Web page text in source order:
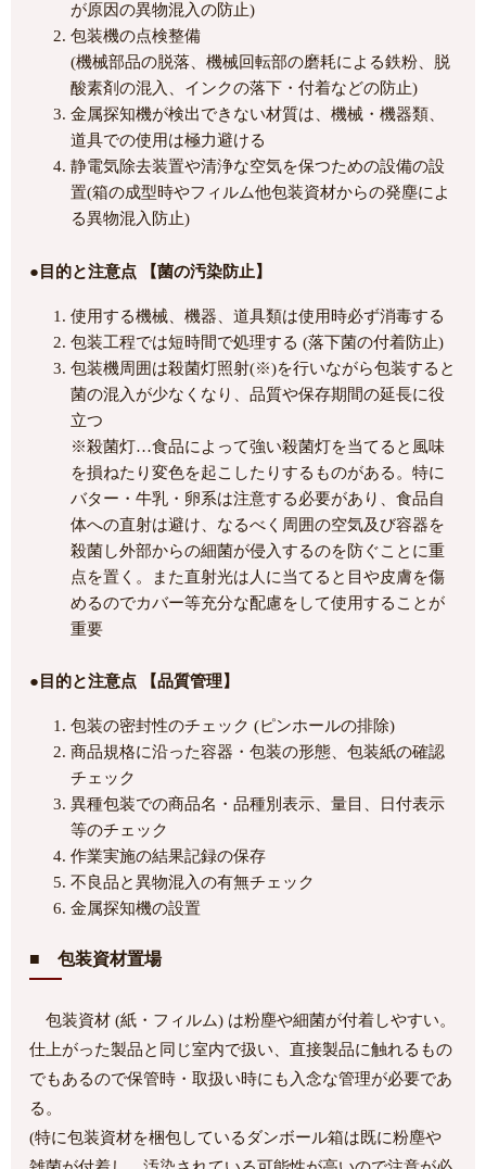
が原因の異物混入の防止)
包装機の点検整備
(機械部品の脱落、機械回転部の磨耗による鉄粉、脱
酸素剤の混入、インクの落下・付着などの防止)
金属探知機が検出できない材質は、機械・機器類、
道具での使用は極力避ける
静電気除去装置や清浄な空気を保つための設備の設
置(箱の成型時やフィルム他包装資材からの発塵によ
る異物混入防止)
●目的と注意点 【菌の汚染防止】
使用する機械、機器、道具類は使用時必ず消毒する
包装工程では短時間で処理する (落下菌の付着防止)
包装機周囲は殺菌灯照射(※)を行いながら包装すると
菌の混入が少なくなり、品質や保存期間の延長に役
立つ
※殺菌灯…食品によって強い殺菌灯を当てると風味
を損ねたり変色を起こしたりするものがある。特に
バター・牛乳・卵系は注意する必要があり、食品自
体への直射は避け、なるべく周囲の空気及び容器を
殺菌し外部からの細菌が侵入するのを防ぐことに重
点を置く。また直射光は人に当てると目や皮膚を傷
めるのでカバー等充分な配慮をして使用することが
重要
●目的と注意点 【品質管理】
包装の密封性のチェック (ピンホールの排除)
商品規格に沿った容器・包装の形態、包装紙の確認
チェック
異種包装での商品名・品種別表示、量目、日付表示
等のチェック
作業実施の結果記録の保存
不良品と異物混入の有無チェック
金属探知機の設置
■ 包装資材置場
包装資材 (紙・フィルム) は粉塵や細菌が付着しやすい。
仕上がった製品と同じ室内で扱い、直接製品に触れるもの
でもあるので保管時・取扱い時にも入念な管理が必要であ
る。
(特に包装資材を梱包しているダンボール箱は既に粉塵や